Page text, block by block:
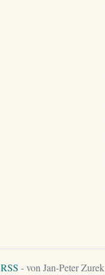
RSS - von Jan-Peter Zurek